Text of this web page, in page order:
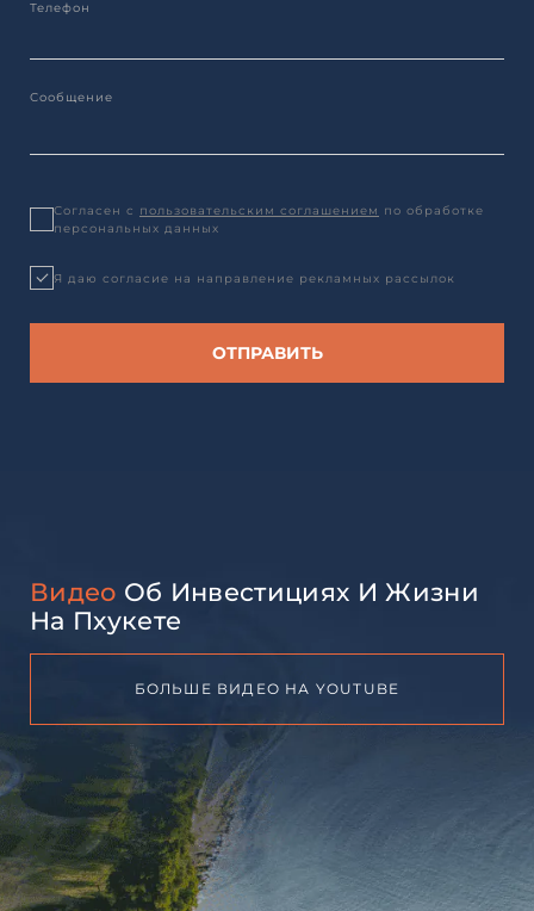
Согласен с пользовательским соглашением по обработке
персональных данных
Я даю согласие на направление рекламных рассылок
Видео Об Инвестициях И Жизни
На Пхукете
БОЛЬШЕ ВИДЕО НА YOUTUBE